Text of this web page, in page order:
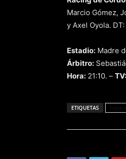
Marcio Gómez,
y Axel Oyola.
Estadio: Madre
Árbitro:
Hora: 21:10. – TV:
ETIQUETAS